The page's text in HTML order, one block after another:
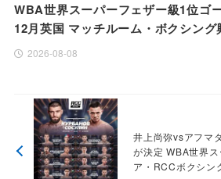
WBA世界スーパーフェザー級1位ゴ
12月英国 マッチルーム・ボクシング
2026-08-08
井上尚弥vsアフマ
が決定 WBA世界
ア・RCCボクシン